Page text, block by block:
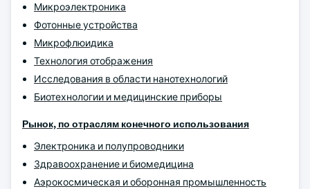
Микроэлектроника
Фотонные устройства
Микрофлюидика
Технология отображения
Исследования в области нанотехнологий
Биотехнологии и медицинские приборы
Рынок, по отраслям конечного использования
Электроника и полупроводники
Здравоохранение и биомедицина
Аэрокосмическая и оборонная промышленность